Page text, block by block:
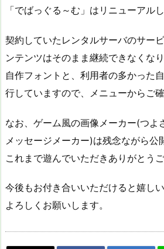
「でばっぐる～む」はリニューアル
契約していたレンタルサーバのサー
ンテンツはそのまま継続できなくなり
自作フォントと、利用者の多かった
行していますので、メニューからご確
なお、ゲーム風の画像メーカー(つよ
メッセージメーカー)は残念ながら公
これまで遊んでいただきありがとうご
今後もお付き合いいただけると嬉しい
よろしくお願いします。